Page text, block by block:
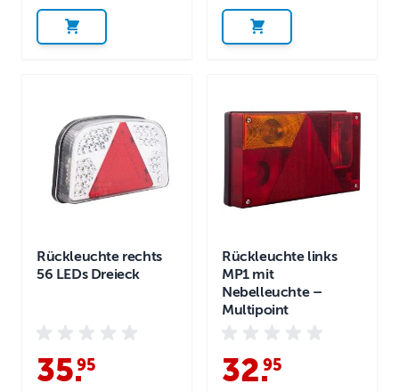
Rückleuchte rechts
56 LEDs Dreieck
35.
95
Rückleuchte links
MP1 mit
Nebelleuchte –
Multipoint
32.
95